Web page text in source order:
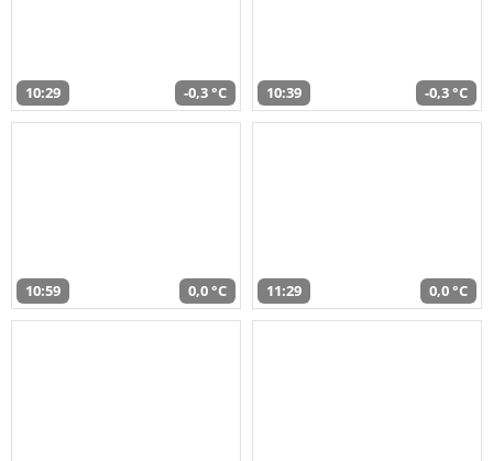
10:29 -0,3 °C 10:39 -0,3 °C
10:59 0,0 °C 11:29 0,0 °C